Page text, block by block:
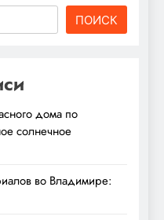
ПОИСК
дома по
солнечное
во Владимире: